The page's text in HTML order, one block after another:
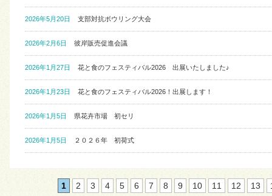
2026年5月20日 支部対抗ボウリング大会
2026年2月6日 彼岸販売促進会議
2026年1月27日 花と食のフェスティバル2026 出展いたしました♪
2026年1月23日 花と食のフェスティバル2026！出展します！
2026年1月5日 県花卉市場 初セリ
2026年1月5日 ２０２６年 初荷式
1 2 3 4 5 6 7 8 9 10 11 12 13